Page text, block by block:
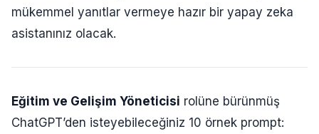
mükemmel yanıtlar vermeye hazır bir yapay zeka
asistanınız olacak.
Eğitim ve Gelişim Yöneticisi rolüne bürünmüş
ChatGPT’den isteyebileceğiniz 10 örnek prompt: